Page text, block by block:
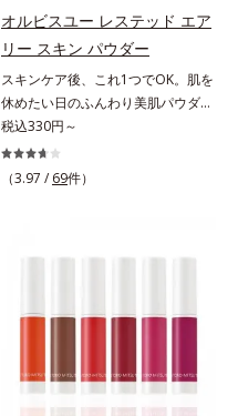
み、ポンポンするだけでキレイが復
活します。リキッド、クッション、
パウダー、どんなファンデーション
の上に重ねてもOK。携帯に便利な
コンパクトタイプです。
オルビスユー レステッド エア
リー スキン パウダー
スキンケア後、これ1つでOK。肌を
休めたい日のふんわり美肌パウダ
ー。ふんわり美肌が叶う、うるおい
パウダーです。3色の光を操るパウ
ダーがツヤと透明感を演出。ソフト
激から肌をガードします。スキンケ
収剤やグリセリン、パラベンもフリ
ー処方。肌を休ませたい日、リモー
税込330円～
（3.97 / 69件）